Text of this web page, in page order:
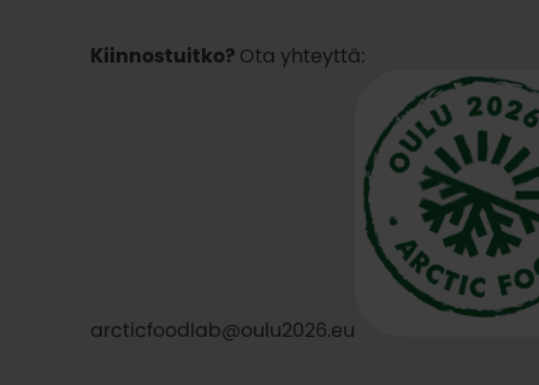
Kiinnostuitko? Ota yhteyttä:
arcticfoodlab@oulu2026.eu